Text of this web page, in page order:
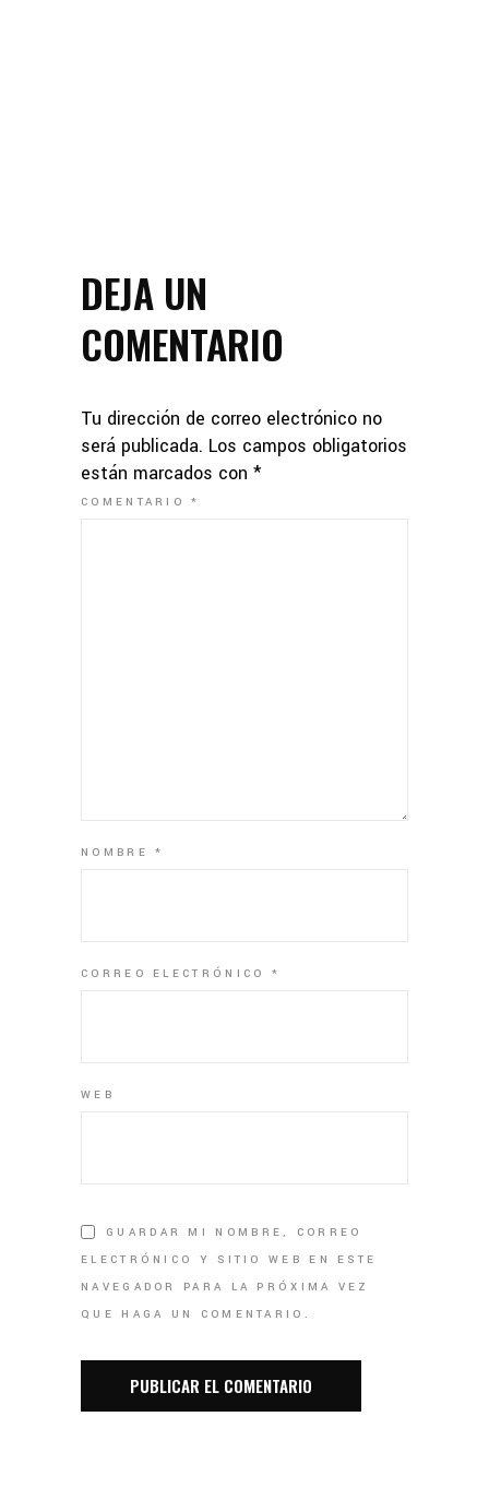
DEJA UN
COMENTARIO
Tu dirección de correo electrónico no
será publicada. Los campos obligatorios
están marcados con *
COMENTARIO*
NOMBRE*
CORREO ELECTRÓNICO *
WEB
GUARDAR MI NOMBRE, CORREO
ELECTRÓNICO Y SITIO WEB EN ESTE
NAVEGADOR PARA LA PRÓXIMA VEZ
QUE HAGA UN COMENTARIO.